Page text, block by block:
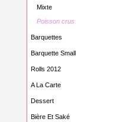
Mixte
Poisson crus
Barquettes
Barquette Small
Rolls 2012
A La Carte
Dessert
Bière Et Saké